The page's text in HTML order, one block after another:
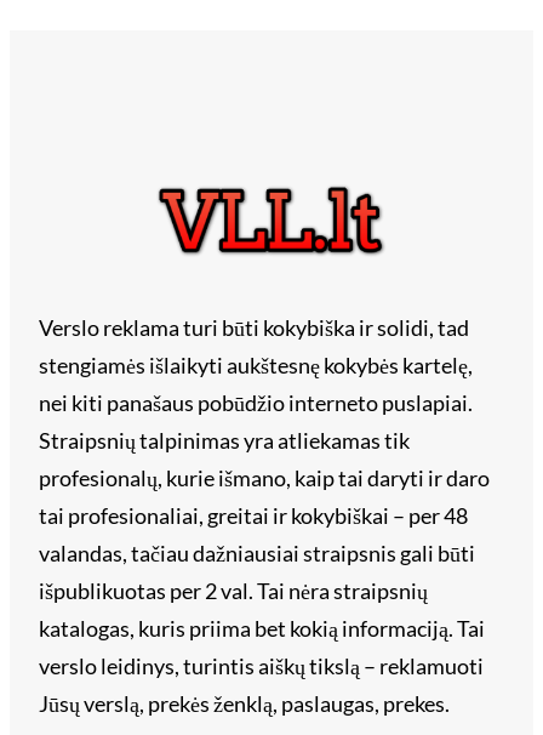
Verslo reklama turi būti kokybiška ir solidi, tad
stengiamės išlaikyti aukštesnę kokybės kartelę,
nei kiti panašaus pobūdžio interneto puslapiai.
Straipsnių talpinimas yra atliekamas tik
profesionalų, kurie išmano, kaip tai daryti ir daro
tai profesionaliai, greitai ir kokybiškai – per 48
valandas, tačiau dažniausiai straipsnis gali būti
išpublikuotas per 2 val. Tai nėra straipsnių
katalogas, kuris priima bet kokią informaciją. Tai
verslo leidinys, turintis aiškų tikslą – reklamuoti
Jūsų verslą, prekės ženklą, paslaugas, prekes.